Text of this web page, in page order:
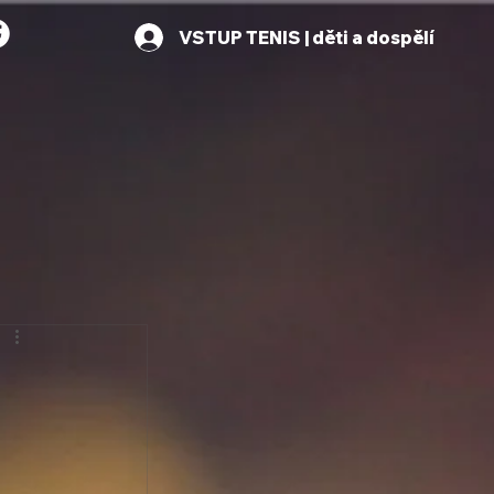
VSTUP TENIS | děti a dospělí